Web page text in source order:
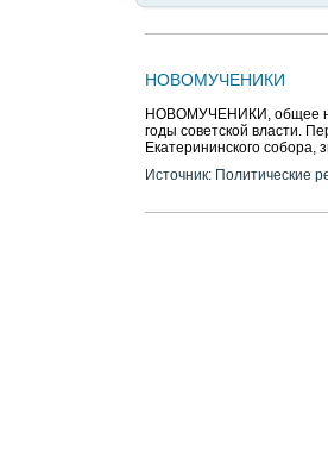
НОВОМУЧЕНИКИ
НОВОМУЧЕНИКИ, общее
годы советской власти.
Екатерининского собора,
Источник: Политические